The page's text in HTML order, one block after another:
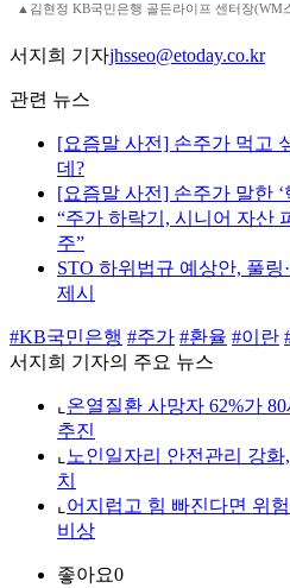
▲김현정 KB국민은행 골든라이프 센터장(WM
서지희 기자jhsseo@etoday.co.kr
관련 뉴스
[요즘말 사전] 손주가 먹고
데?
[요즘말 사전] 손주가 말한
“주가 하락기, 시니어 자산
주”
STO 하위법규 예상안, 풀링
제시
#KB국민은행 #주가 #환율 #이란
서지희 기자의 주요 뉴스
⌞ 온열질환 사망자 62%가
추진
⌞ 노인일자리 안전관리 강화
치
⌞ 어지럽고 힘 빠진다면 위
비상
좋아요0